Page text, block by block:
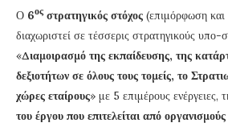
Ο 6ος στρατηγικός στόχος (επιμόρφωση και
διαχωριστεί σε τέσσερις στρατηγικούς υπο-
«Διαμοιρασμό της εκπαίδευσης, της
δεξιοτήτων σε όλους τους τομείς, το
χώρες εταίρους» με 5 επιμέρους ενέργειες,
του έργου που επιτελείται από